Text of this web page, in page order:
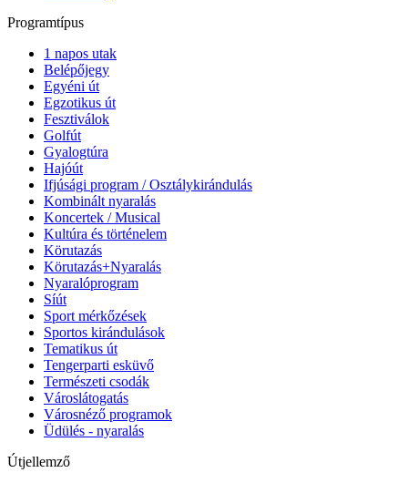
Programtípus
1 napos utak
Belépőjegy
Egyéni út
Egzotikus út
Fesztiválok
Golfút
Gyalogtúra
Hajóút
Ifjúsági program / Osztálykirándulás
Kombinált nyaralás
Koncertek / Musical
Kultúra és történelem
Körutazás
Körutazás+Nyaralás
Nyaralóprogram
Síút
Sport mérkőzések
Sportos kirándulások
Tematikus út
Tengerparti esküvő
Természeti csodák
Városlátogatás
Városnéző programok
Üdülés - nyaralás
Útjellemző